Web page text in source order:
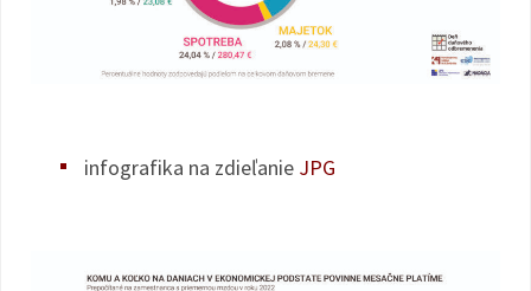
infografika na zdieľanie JPG